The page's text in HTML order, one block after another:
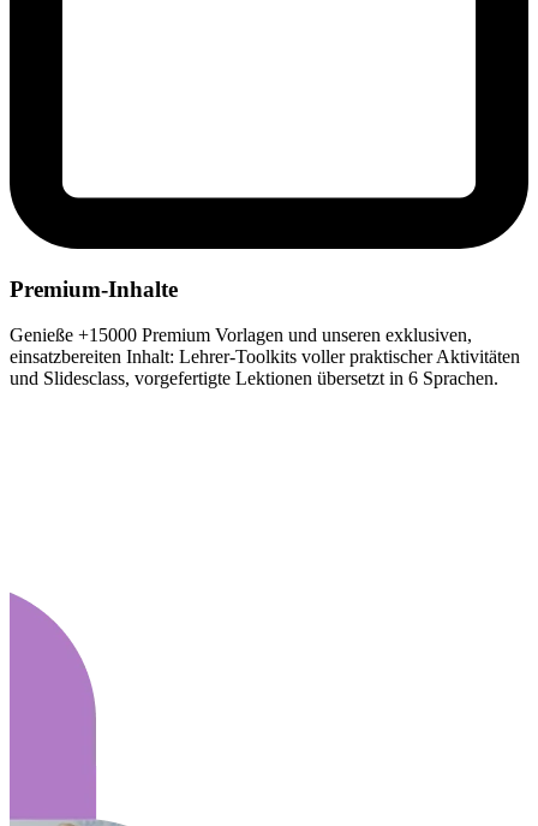
Premium-Inhalte
Genieße +15000 Premium Vorlagen und unseren exklusiven,
einsatzbereiten Inhalt: Lehrer-Toolkits voller praktischer Aktivitäten
und Slidesclass, vorgefertigte Lektionen übersetzt in 6 Sprachen.